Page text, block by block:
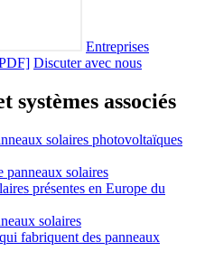
Entreprises
Discuter avec nous
systèmes associés
solaires photovoltaïques
panneaux solaires
présentes en Europe du
solaires
fabriquent des panneaux